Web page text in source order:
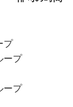
プ
ープ
ープ